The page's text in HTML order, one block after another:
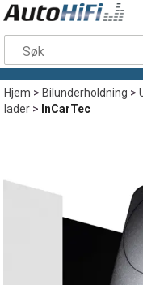
Hjem>Bilunderholdning>
lader> InCarTec